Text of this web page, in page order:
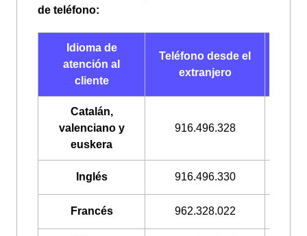
de teléfono:
Idioma de
atención al
cliente
Teléfono desde el
extranjero
Catalán,
valenciano y
euskera
916.496.328
Inglés 916.496.330
Francés 962.328.022